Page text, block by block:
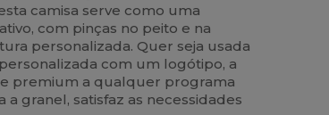
camisa serve como uma
com pinças no peito e na
personalizada. Quer seja usada
com um logótipo, a
premium a qualquer programa
granel, satisfaz as necessidades